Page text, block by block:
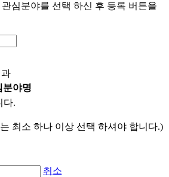
심분야를 선택 하신 후 등록 버튼을
분야명
다.
최소 하나 이상 선택 하셔야 합니다.)
취소